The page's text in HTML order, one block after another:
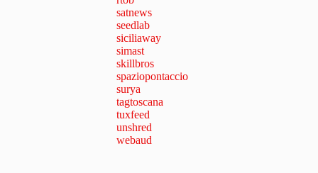
satnews
seedlab
siciliaway
simast
skillbros
spaziopontaccio
surya
tagtoscana
tuxfeed
unshred
webaud